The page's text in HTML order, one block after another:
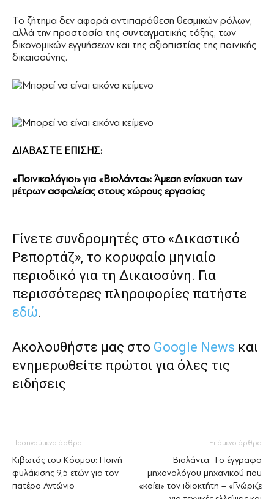
Το ζήτημα δεν αφορά αντιπαράθεση θεσμικών ρόλων,
αλλά την προστασία της συνταγματικής τάξης, των
δικονομικών εγγυήσεων και της αξιοπιστίας της ποινικής
δικαιοσύνης.
ΔΙΑΒΑΣΤΕ ΕΠΙΣΗΣ:
«Ποινικολόγιοι» για «Βιολάντα»: Άμεση ενίσχυση των
μέτρων ασφαλείας στους χώρους εργασίας
Γίνετε συνδρομητές στο «Δικαστικό
Ρεπορτάζ», το κορυφαίο μηνιαίο
περιοδικό για τη Δικαιοσύνη. Για
περισσότερες πληροφορίες πατήστε
εδώ.
Ακολουθήστε μας στο Google News και
ενημερωθείτε πρώτοι για όλες τις
ειδήσεις
Προηγούμενο άρθρο
Κιβωτός του Κόσμου: Ποινή
φυλάκισης 9,5 ετών για τον
πατέρα Αντώνιο
Επόμενο άρθρο
Βιολάντα: Το έγγραφο
μηχανολόγου μηχανικού που
«καίει» τον ιδιοκτήτη – «Γνώριζε